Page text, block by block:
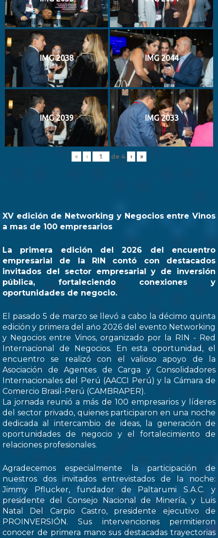
IMG 2038 IMG 2044
IMG 2039 IMG 2033
« ‹ de 4 › »
XV edición de Networking y Negocios entre Vinos
a mas de 100 empresarios
La primera edición del 2026 del encuentro
empresarial de la RIN contó con destacados
invitados del sector empresarial y de inversión
pública, fortaleciendo conexiones y
oportunidades de negocio.
El pasado 5 de marzo se llevó a cabo la décimo quinta
edición y primera del ańo 2026 del evento Networking
y Negocios entre Vinos, organizado por la RIN - Red
Internacional de Negocios. En esta oportunidad, el
encuentro se realizó con el valioso apoyo de la
Asociación de Agentes de Carga y Consolidadores
Internacionales del Perú (AACCI Perú) y la Cámara de
Comercio Brasil-Perú (CAMBRAPER).
La jornada reunió a más de 100 empresarios y líderes
del sector privado, quienes participaron en una noche
dedicada al intercambio de ideas, la generación de
oportunidades de negocio y el fortalecimiento de
relaciones profesionales.
Agradecemos especialmente la participación de
nuestros dos invitados entrevistados de la noche:
Jimmy Pflucker, fundador de Paltarumi S.A.C. y
presidente del Consejo Nacional de Minería, y Luis
Natal Del Carpio Castro, presidente ejecutivo de
PROINVERSIÓN. Sus intervenciones permitieron
conocer de primera mano sus destacadas trayectorias